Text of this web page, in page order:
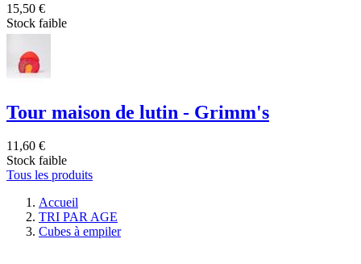
15,50 €
Stock faible
Tour maison de lutin - Grimm's
11,60 €
Stock faible
Tous les produits
Accueil
TRI PAR AGE
Cubes à empiler